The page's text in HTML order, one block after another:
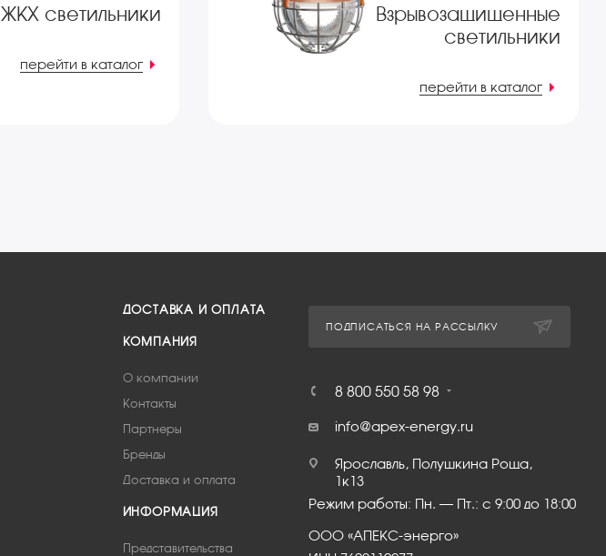
ЖКХ светильники
перейти в каталог
Взрывозащищенные
светильники
перейти в каталог
ДОСТАВКА И ОПЛАТА
КОМПАНИЯ
О компании
Контакты
Партнеры
Бренды
Доставка и оплата
ИНФОРМАЦИЯ
Представительства
ПОДПИСАТЬСЯ НА РАССЫЛКУ
8 800 550 58 98
info@apex-energy.ru
Ярославль, Полушкина Роща,
1к13
Режим работы: Пн. – Пт.: с 9:00 до 18:00
ООО «АПЕКС-энерго»